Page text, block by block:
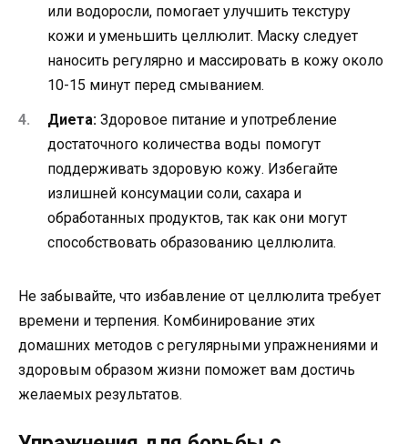
или водоросли, помогает улучшить текстуру
кожи и уменьшить целлюлит. Маску следует
наносить регулярно и массировать в кожу около
10-15 минут перед смыванием.
Диета: Здоровое питание и употребление
достаточного количества воды помогут
поддерживать здоровую кожу. Избегайте
излишней консумации соли, сахара и
обработанных продуктов, так как они могут
способствовать образованию целлюлита.
Не забывайте, что избавление от целлюлита требует
времени и терпения. Комбинирование этих
домашних методов с регулярными упражнениями и
здоровым образом жизни поможет вам достичь
желаемых результатов.